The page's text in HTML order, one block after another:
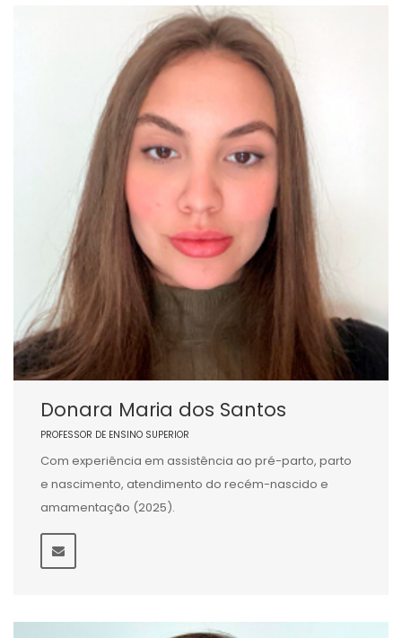
Donara Maria dos Santos
PROFESSOR DE ENSINO SUPERIOR
Com experiência em assistência ao pré-parto, parto
e nascimento, atendimento do recém-nascido e
amamentação (2025).